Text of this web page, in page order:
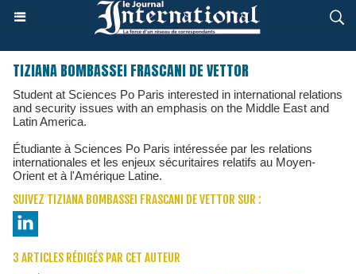
TIZIANA BOMBASSEI FRASCANI DE VETTOR
Student at Sciences Po Paris interested in international relations
and security issues with an emphasis on the Middle East and
Latin America.
Étudiante à Sciences Po Paris intéressée par les relations
internationales et les enjeux sécuritaires relatifs au Moyen-
Orient et à l'Amérique Latine.
SUIVEZ TIZIANA BOMBASSEI FRASCANI DE VETTOR SUR :
3 ARTICLES RÉDIGÉS PAR CET AUTEUR